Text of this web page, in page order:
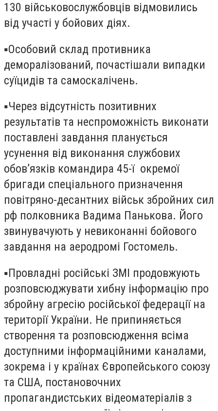
130 військовослужбовців відмовились
від участі у бойових діях.
▪️Особовий склад противника
деморалізований, почастішали випадки
суїцидів та самоскалічень.
▪️Через відсутність позитивних
результатів та неспроможність виконати
поставлені завдання планується
усунення від виконання службових
обов’язків командира 45-ї окремої
бригади спеціального призначення
повітряно-десантних військ збройних сил
рф полковника Вадима Панькова. Його
звинувачують у невиконанні бойового
завдання на аеродромі Гостомель.
▪️Провладні російські ЗМІ продовжують
розповсюджувати хибну інформацію про
збройну агресію російської федерації на
території України. Не припиняється
створення та розповсюдження всіма
доступними інформаційними каналами,
зокрема і у країнах Європейського союзу
та США, постановочних
пропагандистських відеоматеріалів з